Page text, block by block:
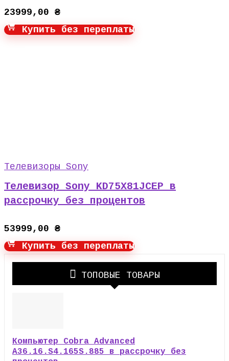
23999,00 ₴
Купить без переплаты
Телевизоры Sony
Телевизор Sony KD75X81JCEP в
рассрочку без процентов
53999,00 ₴
Купить без переплаты
ТОПОВЫЕ ТОВАРЫ
Компьютер Cobra Advanced
A36.16.S4.165S.885 в рассрочку без